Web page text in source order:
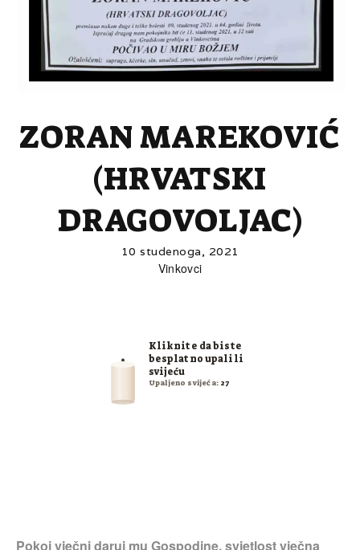
ZORAN MAREKOVIĆ
(HRVATSKI
DRAGOVOLJAC)
10 studenoga, 2021
Vinkovci
Kliknite da biste
besplatno upalili
svijeću
Upaljeno svijeća: 27
Pokoj vječni daruj mu Gospodine, svjetlost vječna